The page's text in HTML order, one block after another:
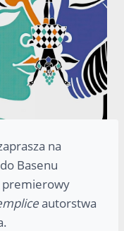
na
Basenu
premierowy
autorstwa